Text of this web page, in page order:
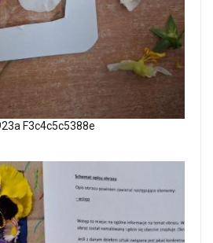
F3c4c5c5388e